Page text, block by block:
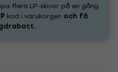
flera LP-skivor på en gång.
kod i varukorgen och få